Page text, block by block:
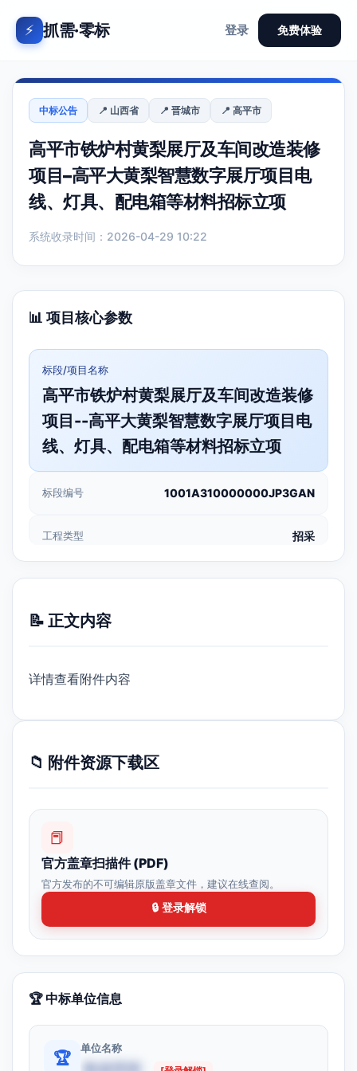
⚡ 抓需·零标 登录 免费体验
中标公告 📍 山西省 📍 晋城市 📍 高平市
高平市铁炉村黄梨展厅及车间改造装修
项目–高平大黄梨智慧数字展厅项目电
线、灯具、配电箱等材料招标立项
系统收录时间：2026-04-29 10:22
📊 项目核心参数
标段/项目名称
高平市铁炉村黄梨展厅及车间改造装修
项目--高平大黄梨智慧数字展厅项目电
线、灯具、配电箱等材料招标立项
标段编号 1001A310000000JP3GAN
工程类型 招采
📝 正文内容
详情查看附件内容
📁 附件资源下载区
📕
官方盖章扫描件 (PDF)
官方发布的不可编辑原版盖章文件，建议在线查阅。
🔒 登录解锁
🏆 中标单位信息
🏆
单位名称